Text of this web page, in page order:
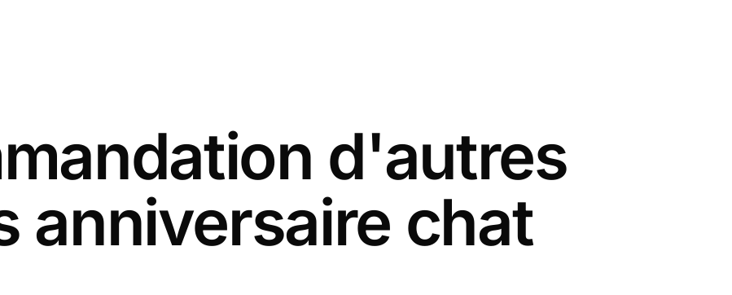
d'autres
anniversaire chat